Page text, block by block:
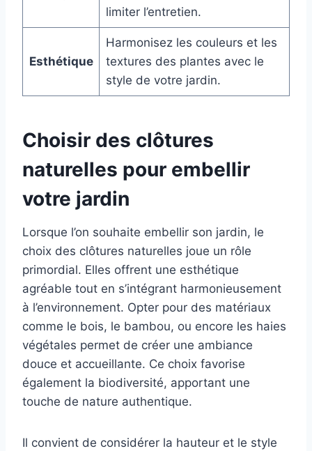
limiter l’entretien.
Esthétique
Harmonisez les couleurs et les
textures des plantes avec le
style de votre jardin.
Choisir des clôtures
naturelles pour embellir
votre jardin
Lorsque l’on souhaite embellir son jardin, le
choix des clôtures naturelles joue un rôle
primordial. Elles offrent une esthétique
agréable tout en s’intégrant harmonieusement
à l’environnement. Opter pour des matériaux
comme le bois, le bambou, ou encore les haies
végétales permet de créer une ambiance
douce et accueillante. Ce choix favorise
également la biodiversité, apportant une
touche de nature authentique.
Il convient de considérer la hauteur et le style